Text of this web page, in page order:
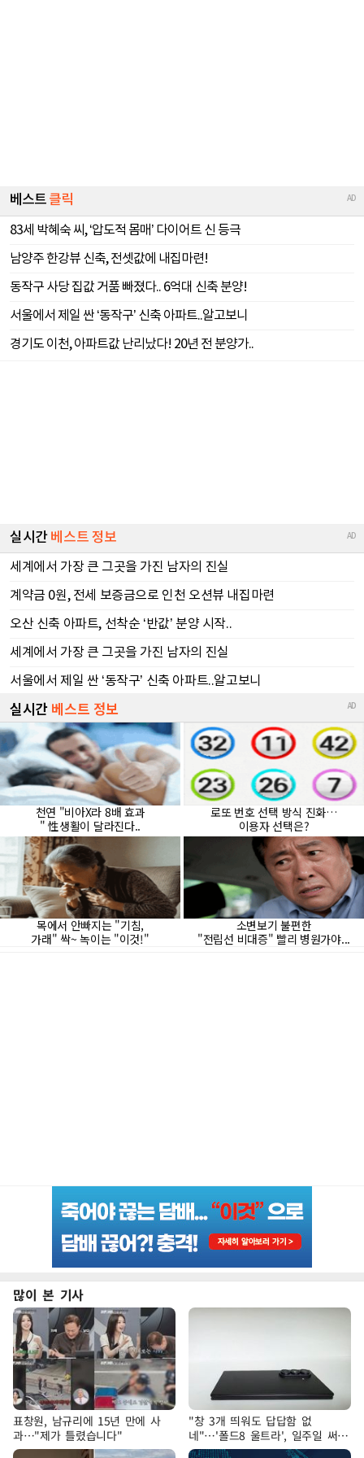
많이 본 기사
표창원, 남규리에 15년 만에 사
과…"제가 틀렸습니다"
"창 3개 띄워도 답답함 없
네"…'폴드8 울트라', 일주일 써보
니